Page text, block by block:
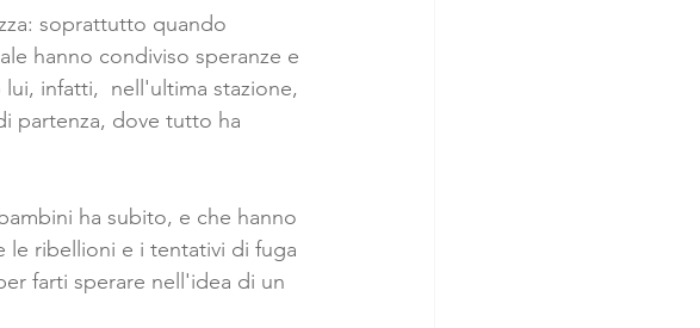
soprattutto quando
hanno condiviso speranze e
infatti,  nell'ultima stazione,
partenza, dove tutto ha
ha subito, e che hanno
le ribellioni e i tentativi di fuga
farti sperare nell'idea di un